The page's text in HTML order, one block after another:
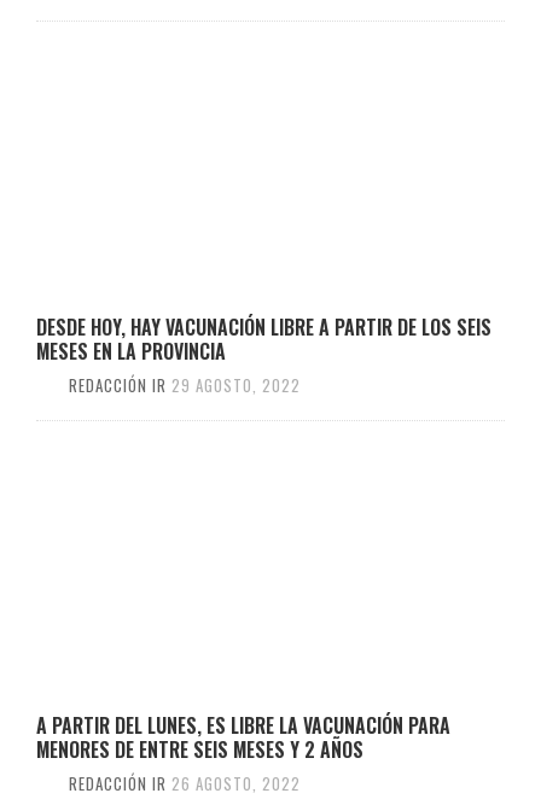
DESDE HOY, HAY VACUNACIÓN LIBRE A PARTIR DE LOS SEIS
MESES EN LA PROVINCIA
REDACCIÓN IR 29 AGOSTO, 2022
A PARTIR DEL LUNES, ES LIBRE LA VACUNACIÓN PARA
MENORES DE ENTRE SEIS MESES Y 2 AÑOS
REDACCIÓN IR 26 AGOSTO, 2022